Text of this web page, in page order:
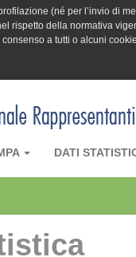
(né per l’invio di
rispetto della normativa
a tutti o alcuni
DATI